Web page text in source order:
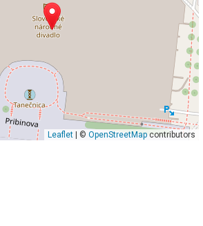
Leaflet| © OpenStreetMapcontributors